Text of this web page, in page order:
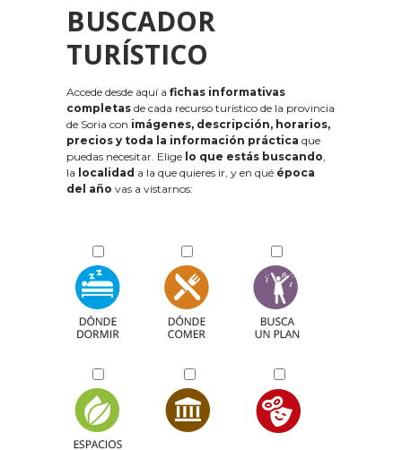
BUSCADOR
TURÍSTICO
Accede desde aquí a fichas informativas
completas de cada recurso turístico de la provincia
de Soria con imágenes, descripción, horarios,
precios y toda la información práctica que
puedas necesitar. Elige lo que estás buscando,
la localidad a la que quieres ir, y en qué época
del año vas a vistarnos: